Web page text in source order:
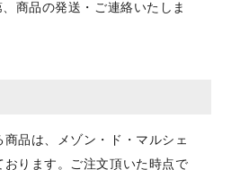
商品の発送・ご連絡いたしま
品は、メゾン・ド・マルシェ
ります。ご注文頂いた時点で